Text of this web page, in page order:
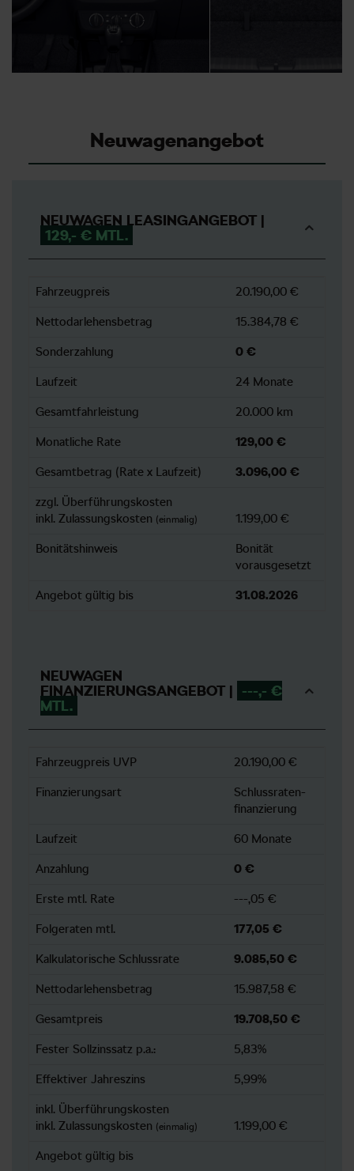
Neuwagenangebot
NEUWAGEN LEASINGANGEBOT |
129,- € MTL.
Fahrzeugpreis 20.190,00 €
Nettodarlehensbetrag 15.384,78 €
Sonderzahlung 0 €
Laufzeit 24 Monate
Gesamtfahrleistung 20.000 km
Monatliche Rate 129,00 €
Gesamtbetrag (Rate x Laufzeit) 3.096,00 €
zzgl. Überführungskosten
inkl. Zulassungskosten (einmalig) 1.199,00 €
Bonitätshinweis
Bonität
vorausgesetzt
Angebot gültig bis 31.08.2026
NEUWAGEN
FINANZIERUNGSANGEBOT |
---,- €
MTL.
Fahrzeugpreis UVP 20.190,00 €
Finanzierungsart
Schlussraten-
finanzierung
Laufzeit 60 Monate
Anzahlung 0 €
Erste mtl. Rate ---,05 €
Folgeraten mtl. 177,05 €
Kalkulatorische Schlussrate 9.085,50 €
Nettodarlehensbetrag 15.987,58 €
Gesamtpreis 19.708,50 €
Fester Sollzinssatz p.a.: 5,83%
Effektiver Jahreszins 5,99%
inkl. Überführungskosten
inkl. Zulassungskosten (einmalig) 1.199,00 €
Angebot gültig bis